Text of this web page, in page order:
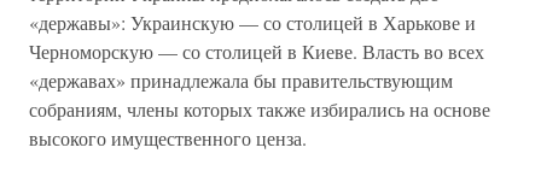
«державы»: Украинскую — со столицей в Харькове и
Черноморскую — со столицей в Киеве. Власть во всех
«державах» принадлежала бы правительствующим
собраниям, члены которых также избирались на основе
высокого имущественного ценза.